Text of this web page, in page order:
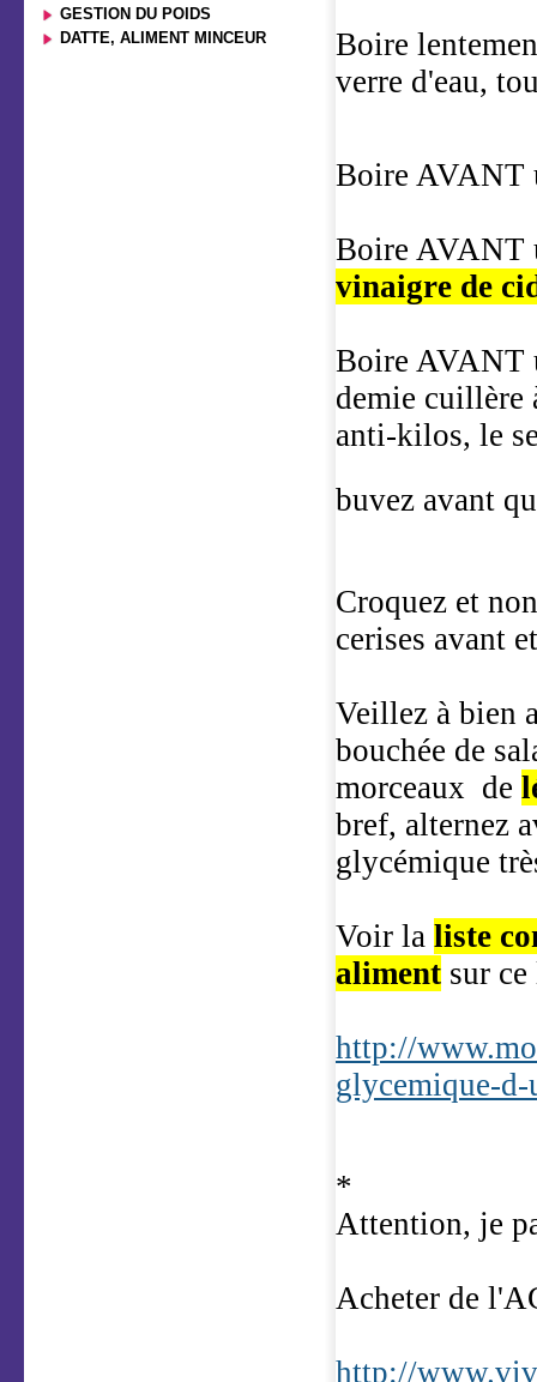
GESTION DU POIDS
DATTE, ALIMENT MINCEUR
Boire
verre d'eau,
Boire AVANT
Boire AVANT
vinaigre de
Boire AVANT
demie cuillère
anti-kilos, le
buvez avant
Croquez et
cerises avant
Veillez à bien
bouchée de
morceaux de
bref, alternez
glycémique
Voir la liste
aliment sur
http://
glycemique-
*
Attention, je
Acheter de
http://